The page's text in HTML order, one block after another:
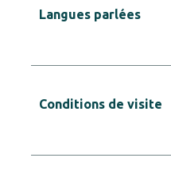
Langues parlées
Conditions de visite